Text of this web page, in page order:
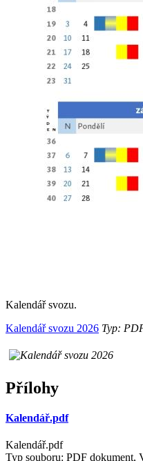
Kalendář svozu.
Kalendář svozu 2026 Typ:
Přílohy
Kalendář.pdf
Kalendář.pdf
Typ souboru: PDF dokument,